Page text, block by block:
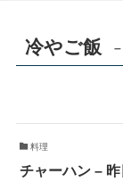
冷やご飯
料理
チャーハン –